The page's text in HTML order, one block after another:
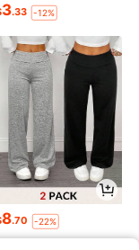
3.33 -12%
8.70 -22%